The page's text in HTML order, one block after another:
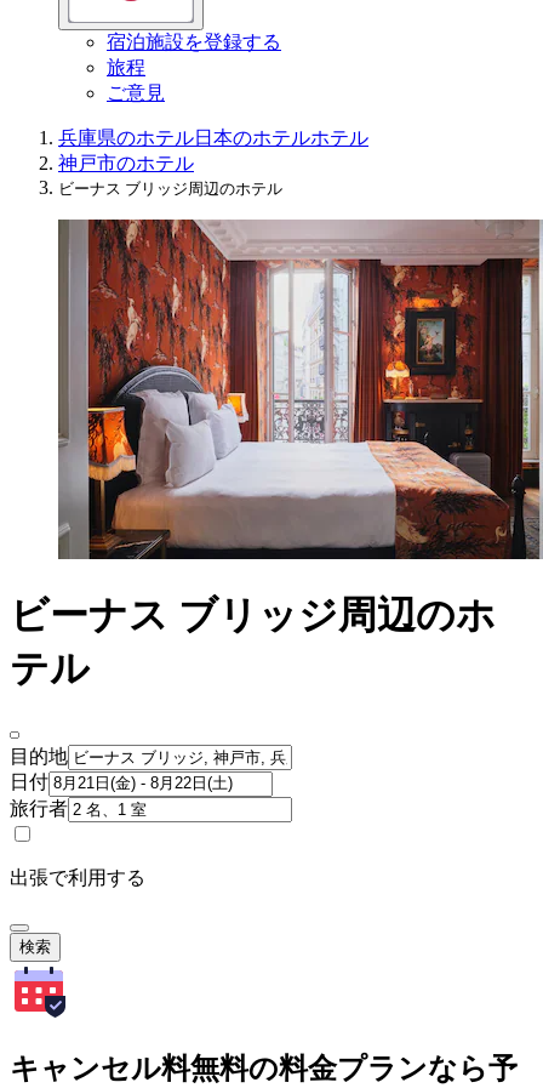
宿泊施設を登録する
旅程
ご意見
兵庫県のホテル日本のホテルホテル
神戸市のホテル
ビーナス ブリッジ周辺のホテル
ビーナス ブリッジ周辺のホ
テル
目的地
日付
旅行者
出張で利用する
検索
キャンセル料無料の料金プランなら予